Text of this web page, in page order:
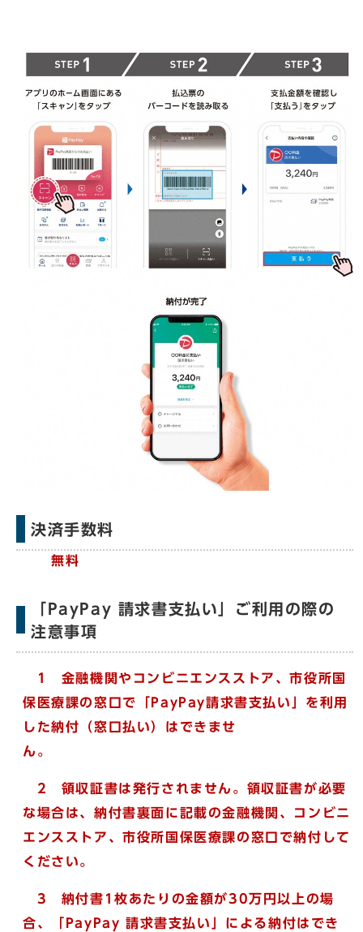
決済手数料
無料
「PayPay 請求書支払い」ご利用の際の
注意事項
1 金融機関やコンビニエンスストア、市役所国
保医療課の窓口で「
Pay Pay請求書支払い」を利用
した納付（窓口払い）はできませ
ん
2 領収証書は発行されません。領収証書が必要
な場合は、納付書裏面に記載の金融機関、コンビニ
エンスストア、市役所国保医療課の窓口で納付して
ください。
3 納付書1枚あたりの金額が30万円以上の場
合、「
Pay Pay 請求書支払い」による納付はでき